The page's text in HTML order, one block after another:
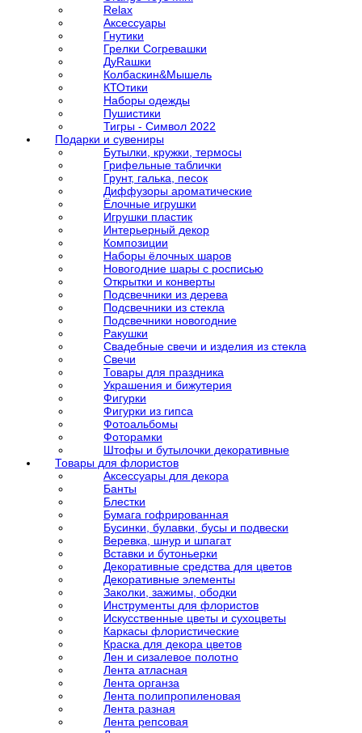
Relax
Аксессуары
Гнутики
Грелки Согревашки
ДуRашки
Колбаскин&Мышель
КТОтики
Наборы одежды
Пушистики
Тигры - Символ 2022
Подарки и сувениры
Бутылки, кружки, термосы
Грифельные таблички
Грунт, галька, песок
Диффузоры ароматические
Ёлочные игрушки
Игрушки пластик
Интерьерный декор
Композиции
Наборы ёлочных шаров
Новогодние шары с росписью
Открытки и конверты
Подсвечники из дерева
Подсвечники из стекла
Подсвечники новогодние
Ракушки
Свадебные свечи и изделия из стекла
Свечи
Товары для праздника
Украшения и бижутерия
Фигурки
Фигурки из гипса
Фотоальбомы
Фоторамки
Штофы и бутылочки декоративные
Товары для флористов
Аксессуары для декора
Банты
Блестки
Бумага гофрированная
Бусинки, булавки, бусы и подвески
Веревка, шнур и шпагат
Вставки и бутоньерки
Декоративные средства для цветов
Декоративные элементы
Заколки, зажимы, ободки
Инструменты для флористов
Искусственные цветы и сухоцветы
Каркасы флористические
Краска для декора цветов
Лен и сизалевое полотно
Лента атласная
Лента органза
Лента полипропиленовая
Лента разная
Лента репсовая